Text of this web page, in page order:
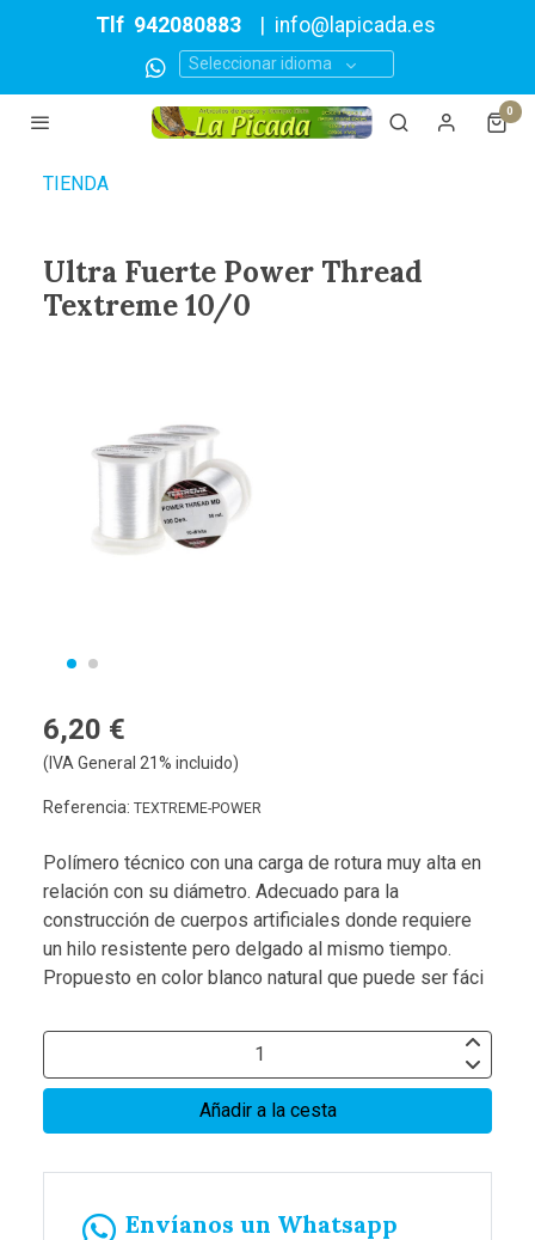
Tlf 942080883 info@lapicada.es
Seleccionar idioma
0
TIENDA
Ultra Fuerte Power Thread
Textreme 10/0
6,20 €
(IVA General 21% incluido)
Referencia: TEXTREME-POWER
Polímero técnico con una carga de rotura muy alta en
relación con su diámetro. Adecuado para la
construcción de cuerpos artificiales donde requiere
un hilo resistente pero delgado al mismo tiempo.
Propuesto en color blanco natural que puede ser fáci
Añadir a la cesta
Envíanos un Whatsapp